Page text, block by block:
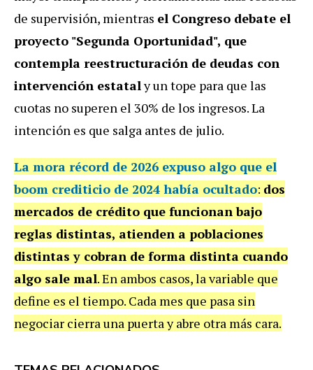
de supervisión, mientras el Congreso debate el
proyecto "Segunda Oportunidad", que
contempla reestructuración de deudas con
intervención estataly un tope para que las
cuotas no superen el 30% de los ingresos. La
intención es que salga antes de julio.
La mora récord de 2026 expuso algo que el
boom crediticio de 2024 había ocultado: dos
mercados de crédito que funcionan bajo
reglas distintas, atienden a poblaciones
distintas y cobran de forma distinta cuando
algo sale mal. En ambos casos, la variable que
define es el tiempo. Cada mes que pasa sin
negociar cierra una puerta y abre otra más cara.